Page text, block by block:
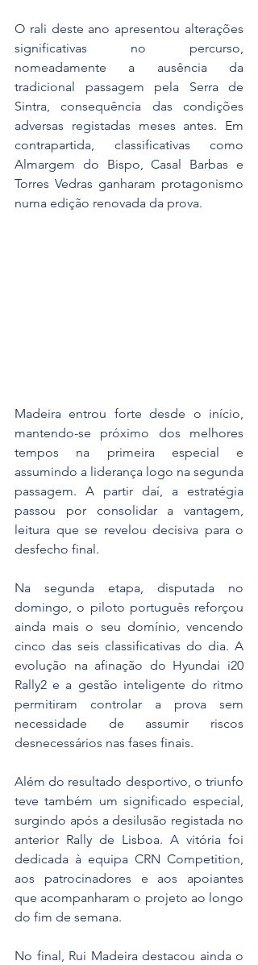
O rali deste ano apresentou alterações
significativas no percurso,
nomeadamente a ausência da
tradicional passagem pela Serra de
Sintra, consequência das condições
adversas registadas meses antes. Em
contrapartida, classificativas como
Almargem do Bispo, Casal Barbas e
Torres Vedras ganharam protagonismo
numa edição renovada da prova.
Madeira entrou forte desde o início,
mantendo-se próximo dos melhores
tempos na primeira especial e
assumindo a liderança logo na segunda
passagem. A partir daí, a estratégia
passou por consolidar a vantagem,
leitura que se revelou decisiva para o
desfecho final.
Na segunda etapa, disputada no
domingo, o piloto português reforçou
ainda mais o seu domínio, vencendo
cinco das seis classificativas do dia. A
evolução na afinação do Hyundai i20
Rally2 e a gestão inteligente do ritmo
permitiram controlar a prova sem
necessidade de assumir riscos
desnecessários nas fases finais.
Além do resultado desportivo, o triunfo
teve também um significado especial,
surgindo após a desilusão registada no
anterior Rally de Lisboa. A vitória foi
dedicada à equipa CRN Competition,
aos patrocinadores e aos apoiantes
que acompanharam o projeto ao longo
do fim de semana.
No final, Rui Madeira destacou ainda o